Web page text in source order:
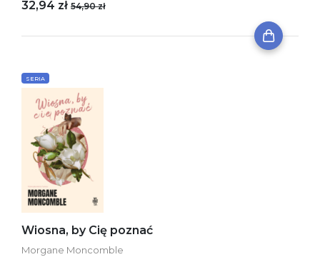
32,94 zł 54,90 zł
SERIA
Wiosna, by Cię poznać
Morgane Moncomble